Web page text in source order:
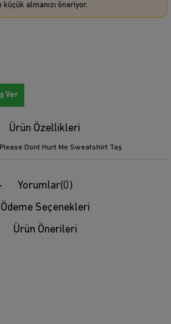
küçük almanızı öneriyor.
Ver
Ürün Özellikleri
Dont Hurt Me Sweatshirt Taş
Yorumlar(0)
Ödeme Seçenekleri
Ürün Önerileri